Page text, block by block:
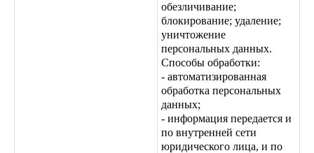
обезличивание;
блокирование; удаление;
уничтожение
персональных данных.
Способы обработки:
- автоматизированная
обработка персональных
данных;
- информация передается и
по внутренней сети
юридического лица, и по